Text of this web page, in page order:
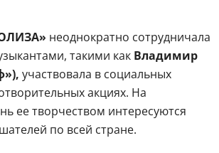
неоднократно сотрудничала
такими как Владимир
участвовала в социальных
акциях. На
ее творчеством интересуются
по всей стране.